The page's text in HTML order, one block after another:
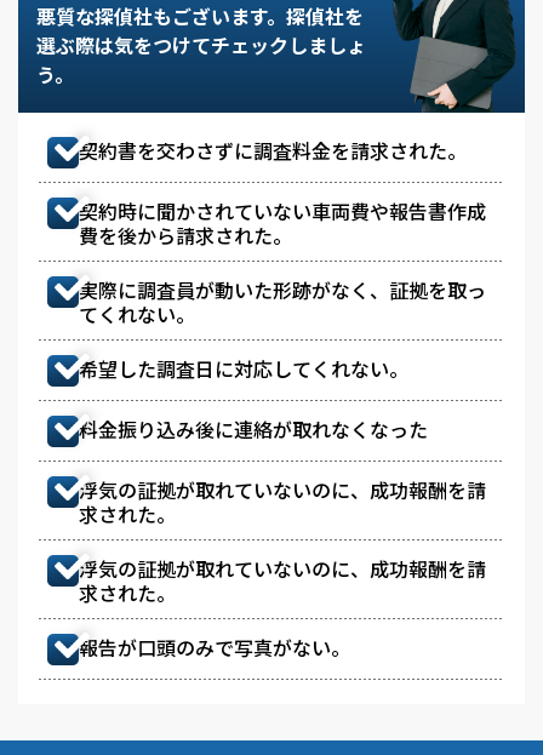
悪質な探偵社もございます。 探偵社を
選ぶ際は気をつけてチェックしましょ
う。
契約書を交わさずに調査料金を請求された。
契約時に聞かされていない車両費や報告書作成
費を後から請求された。
実際に調査員が動いた形跡がなく、証拠を取っ
てくれない。
希望した調査日に対応してくれない。
料金振り込み後に連絡が取れなくなった
浮気の証拠が取れていないのに、成功報酬を請
求された。
浮気の証拠が取れていないのに、成功報酬を請
求された。
報告が口頭のみで写真がない。